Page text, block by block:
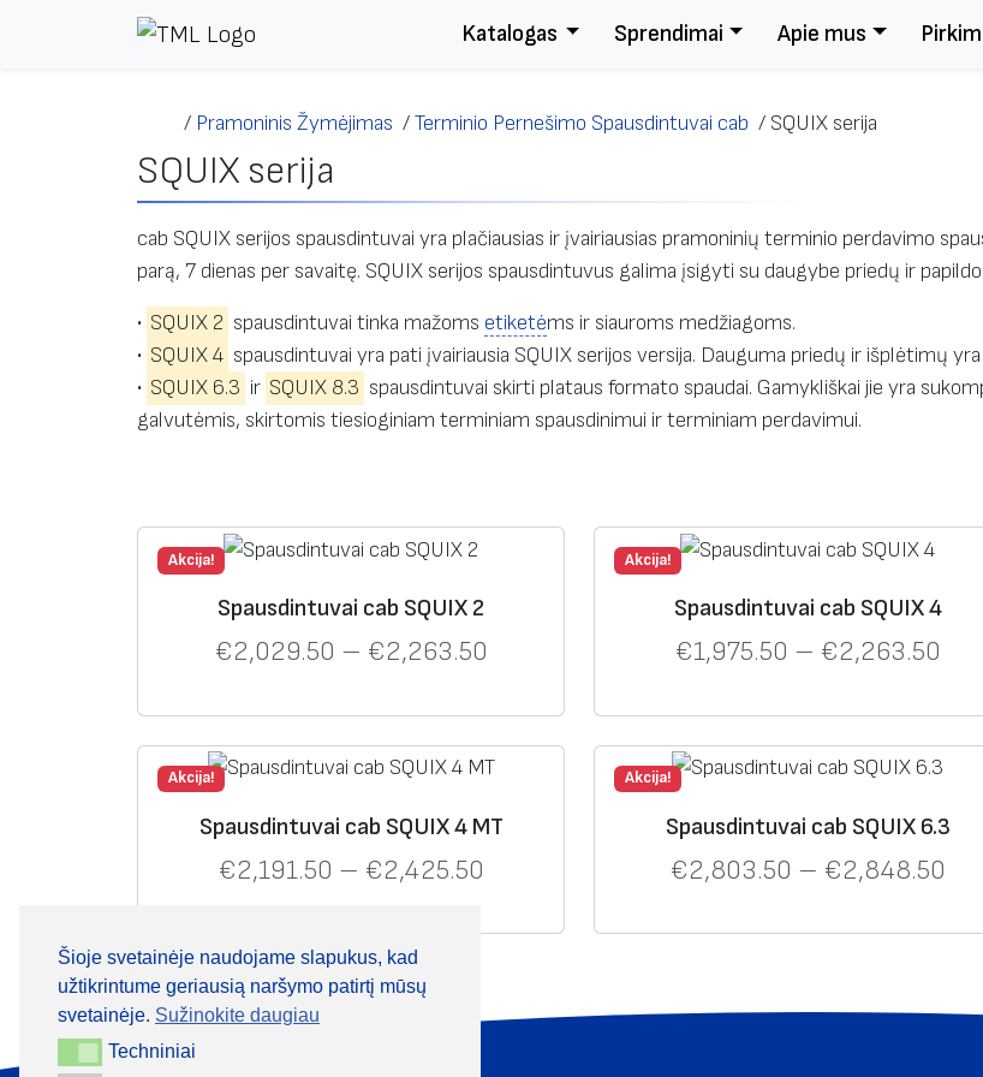
Katalogas Sprendimai Apie mus
/ Pramoninis Žymėjimas /Terminio Pernešimo Spausdintuvai cab / SQUIX serija
SQUIX serija
cab SQUIX serijos spausdintuvai yra plačiausias ir įvairiausias pramoninių terminio perdavimo
parą, 7 dienas per savaitę. SQUIX serijos spausdintuvus galima įsigyti su daugybe priedų ir
• SQUIX 2 spausdintuvai tinka mažoms etiketėms ir siauroms medžiagoms.
• SQUIX 4 spausdintuvai yra pati įvairiausia SQUIX serijos versija. Dauguma priedų ir išplėtimų
• SQUIX 6.3 ir SQUIX 8.3 spausdintuvai skirti plataus formato spaudai. Gamykliškai jie yra
galvutėmis, skirtomis tiesioginiam terminiam spausdinimui ir terminiam perdavimui.
Akcija!
Spausdintuvai cab SQUIX 2
€2,029.50 – €2,263.50
Akcija!
Spausdintuvai cab SQUIX 4
€1,975.50 – €2,263.50
Akcija!
Spausdintuvai cab SQUIX 4 MT
€2,191.50 – €2,425.50
Akcija!
Spausdintuvai cab SQUIX 6.3
€2,803.50 – €2,848.50
Šioje svetainėje naudojame slapukus, kad
užtikrintume geriausią naršymo patirtį mūsų
svetainėje. Sužinokite daugiau
TechniniaiTechniniai